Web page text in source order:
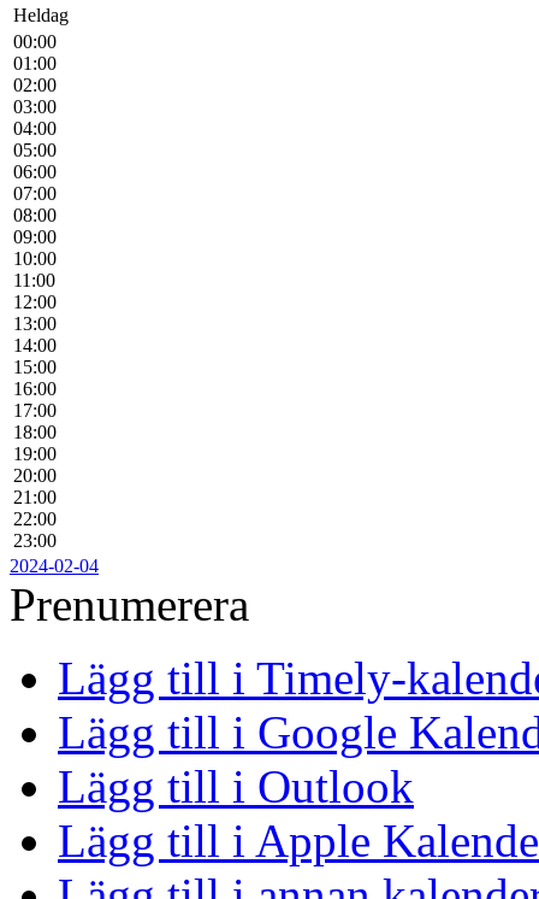
Heldag
00:00
01:00
02:00
03:00
04:00
05:00
06:00
07:00
08:00
09:00
10:00
11:00
12:00
13:00
14:00
15:00
16:00
17:00
18:00
19:00
20:00
21:00
22:00
23:00
2024-02-04
Prenumerera
Lägg till i Timely-
Lägg till i Google
Lägg till i Outlook
Lägg till i Apple